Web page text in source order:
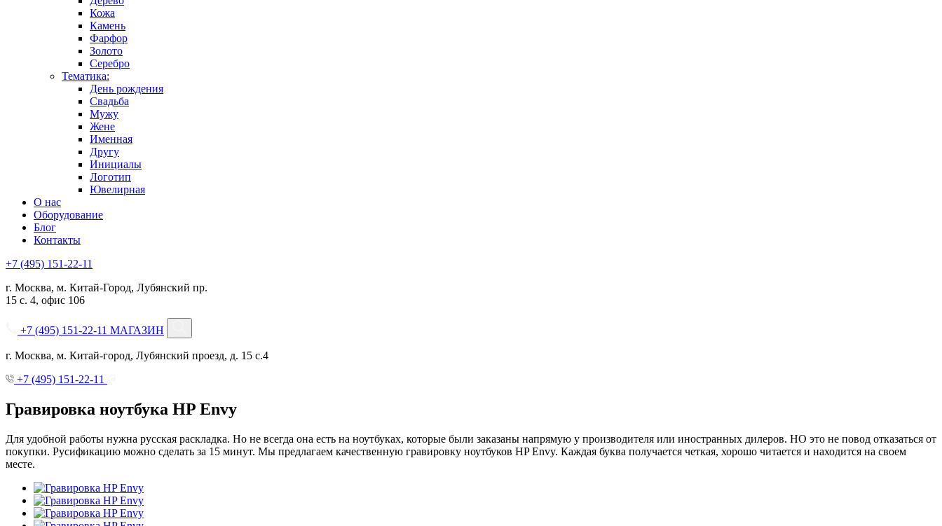
Кожа
Камень
Фарфор
Золото
Серебро
Тематика:
День рождения
Свадьба
Мужу
Жене
Именная
Другу
Инициалы
Логотип
Ювелирная
О нас
Оборудование
Блог
Контакты
+7 (495) 151-22-11
г. Москва, м. Китай-Город, Лубянский пр.
15 с. 4, офис 106
+7 (495) 151-22-11 МАГАЗИН
г. Москва, м. Китай-город, Лубянский проезд, д. 15 с.4
+7 (495) 151-22-11
Гравировка ноутбука HP Envy
Для удобной работы нужна русская раскладка. Но не всегда она есть на ноутбуках, которые были заказаны напрямую у производителя или иностранных дилеров. НО это не повод отказаться от
покупки. Русификацию можно сделать за 15 минут. Мы предлагаем качественную гравировку ноутбуков HP Envy. Каждая буква получается четкая, хорошо читается и находится на своем
месте.